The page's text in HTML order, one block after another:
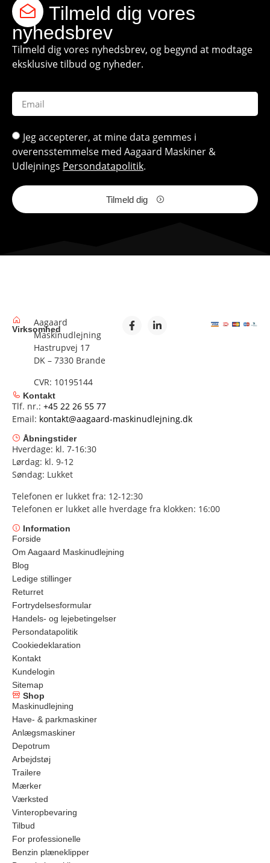
Tilmeld dig vores
nyhedsbrev
Tilmeld dig vores nyhedsbrev, og begynd at modtage
eksklusive tilbud og nyheder.
Jeg accepterer, at mine data gemmes i
overensstemmelse med Aagaard Maskiner &
Udlejnings Persondatapolitik.
Tilmeld dig
Virksomhed
Aagaard
Maskinudlejning
Hastrupvej 17
DK – 7330 Brande
CVR: 10195144
Kontakt
Tlf. nr.: +45 22 26 55 77
Email: kontakt@aagaard-maskinudlejning.dk
Åbningstider
Hverdage: kl. 7-16:30
Lørdag: kl. 9-12
Søndag: Lukket
Telefonen er lukket fra: 12-12:30
Telefonen er lukket alle hverdage fra klokken: 16:00
Information
Forside
Om Aagaard Maskinudlejning
Blog
Ledige stillinger
Returret
Fortrydelsesformular
Handels- og lejebetingelser
Persondatapolitik
Cookiedeklaration
Kontakt
Kundelogin
Sitemap
Shop
Maskinudlejning
Have- & parkmaskiner
Anlægsmaskiner
Depotrum
Arbejdstøj
Trailere
Mærker
Værksted
Vinteropbevaring
Tilbud
For professionelle
Benzin plæneklipper